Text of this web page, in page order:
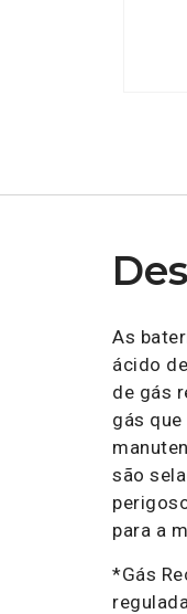
As
ácido
de gás
gás
são
para a
*Gás